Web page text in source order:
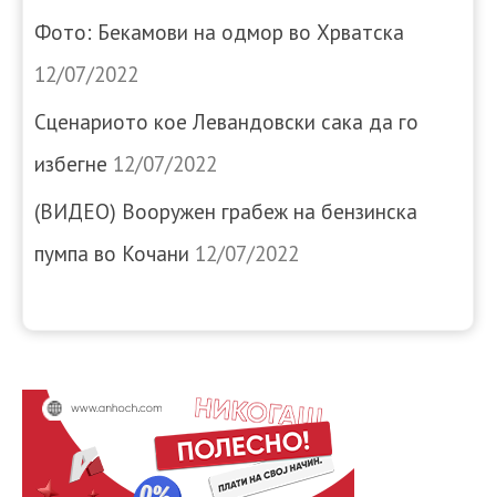
Фото: Бекамови на одмор во Хрватска
12/07/2022
Сценариото кое Левандовски сака да го
избегне 12/07/2022
(ВИДЕО) Вооружен грабеж на бензинска
пумпа во Кочани 12/07/2022